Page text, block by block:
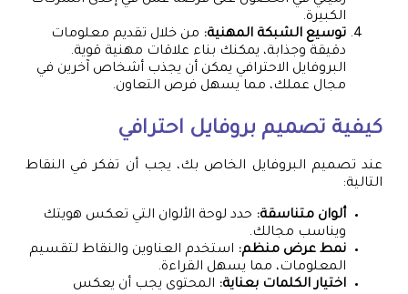
الكبيرة.
توسيع الشبكة المهنية: من خلال تقديم معلومات
دقيقة وجذابة، يمكنك بناء علاقات مهنية قوية.
البروفايل الاحترافي يمكن أن يجذب أشخاص آخرين في
مجال عملك، مما يسهل فرص التعاون.
كيفية تصميم بروفايل احترافي
عند تصميم البروفايل الخاص بك، يجب أن تفكر في النقاط
التالية:
ألوان متناسقة: حدد لوحة الألوان التي تعكس هويتك
ويناسب مجالك.
نمط عرض منظم: استخدم العناوين والنقاط لتقسيم
المعلومات، مما يسهل القراءة.
اختيار الكلمات بعناية: المحتوى يجب أن يعكس